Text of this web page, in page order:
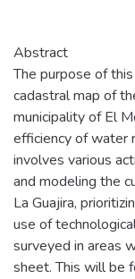
Abstract
The purpose of
cadastral map of
municipality of El
efficiency of water
involves various
and modeling the
La Guajira,
use of
surveyed in areas
sheet. This will be